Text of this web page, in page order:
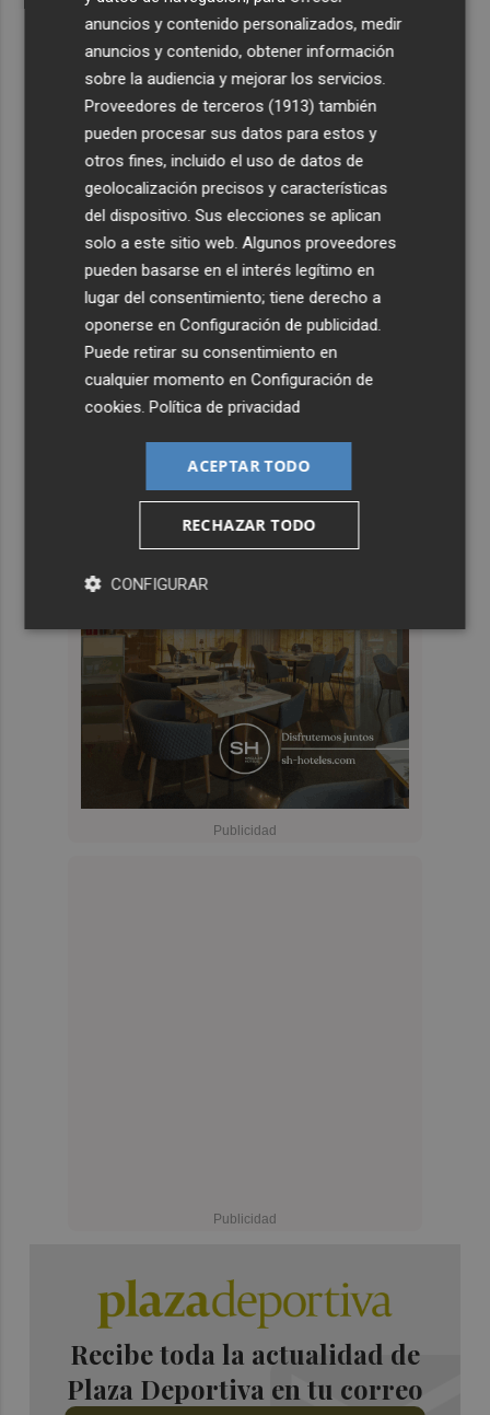
Recibe toda la actualidad de
Plaza Deportiva en tu correo
anuncios y contenido personalizados, medir
anuncios y contenido, obtener información
sobre la audiencia y mejorar los servicios.
Proveedores de terceros (1913) también
pueden procesar sus datos para estos y
otros fines, incluido el uso de datos de
geolocalización precisos y características
del dispositivo. Sus elecciones se aplican
solo a este sitio web. Algunos proveedores
pueden basarse en el interés legítimo en
lugar del consentimiento; tiene derecho a
oponerse enConfiguración de publicidad
Puede retirar su consentimiento en
cualquier momento enConfiguración de
cookies .Política de privacidad
ACEPTAR TODO
RECHAZAR TODO
CONFIGURAR